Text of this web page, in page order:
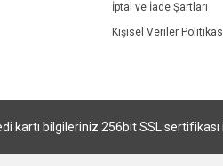
İptal ve İade Şartları
Kişisel Veriler
kartı bilgileriniz 256bit SSL